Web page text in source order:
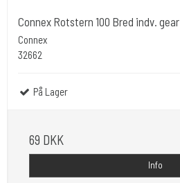
Connex Rotstern 100 Bred indv. gear
Connex
32662
På Lager
69 DKK
Info